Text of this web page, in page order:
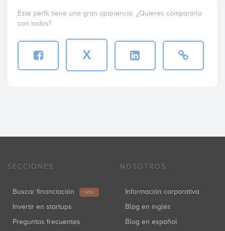
Este perfil tiene una gran apariencia. ¿Quieres compartirlo
con todos?
X
SECCIONES
Buscar financiación NEW
Invertir en startups
Preguntas frecuentes
NOSOTROS
Información corporativa
Blog en inglés
Blog en español